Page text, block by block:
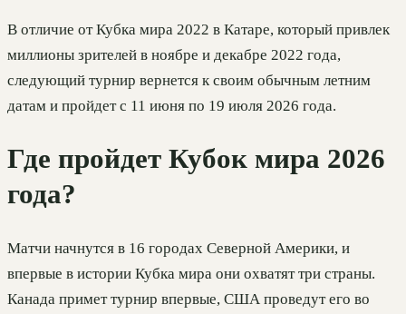
В отличие от Кубка мира 2022 в Катаре, который привлек
миллионы зрителей в ноябре и декабре 2022 года,
следующий турнир вернется к своим обычным летним
датам и пройдет с 11 июня по 19 июля 2026 года.
Где пройдет Кубок мира 2026
года?
Матчи начнутся в 16 городах Северной Америки, и
впервые в истории Кубка мира они охватят три страны.
Канада примет турнир впервые, США проведут его во